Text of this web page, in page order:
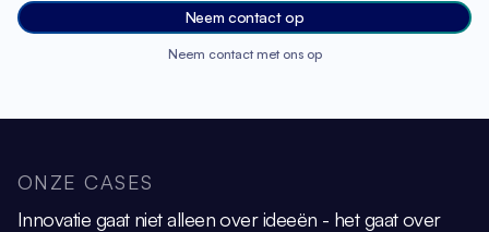
Neem contact op
Neem contact met ons op
ONZE CASES
Innovatie gaat niet alleen over ideeën - het gaat over